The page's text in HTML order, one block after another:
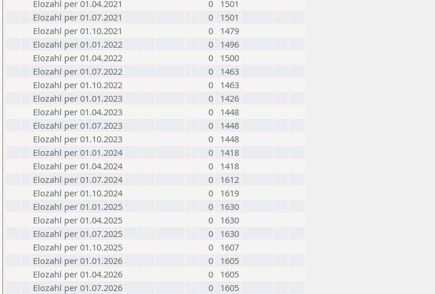
Elozahl per 01.04.2021
0
1501
Elozahl per 01.07.2021
0
1501
Elozahl per 01.10.2021
0
1479
Elozahl per 01.01.2022
0
1496
Elozahl per 01.04.2022
0
1500
Elozahl per 01.07.2022
0
1463
Elozahl per 01.10.2022
0
1463
Elozahl per 01.01.2023
0
1426
Elozahl per 01.04.2023
0
1448
Elozahl per 01.07.2023
0
1448
Elozahl per 01.10.2023
0
1448
Elozahl per 01.01.2024
0
1418
Elozahl per 01.04.2024
0
1418
Elozahl per 01.07.2024
0
1612
Elozahl per 01.10.2024
0
1619
Elozahl per 01.01.2025
0
1630
Elozahl per 01.04.2025
0
1630
Elozahl per 01.07.2025
0
1630
Elozahl per 01.10.2025
0
1607
Elozahl per 01.01.2026
0
1605
Elozahl per 01.04.2026
0
1605
Elozahl per 01.07.2026
0 1605